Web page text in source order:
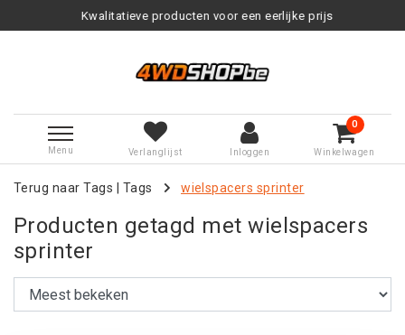
Kwalitatieve producten voor een eerlijke prijs
Menu Verlanglijst Inloggen
0
Winkelwagen
Terug naar Tags Tags wielspacers sprinter
Producten getagd met wielspacers
sprinter